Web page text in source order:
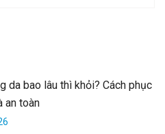
da bao lâu thì khỏi? Cách phục
an toàn